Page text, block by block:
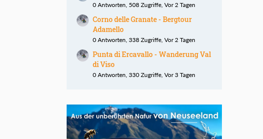
0 Antworten, 508 Zugriffe, Vor 2 Tagen
Corno delle Granate - Bergtour
Adamello
0 Antworten, 338 Zugriffe, Vor 2 Tagen
Punta di Ercavallo - Wanderung Val
di Viso
0 Antworten, 330 Zugriffe, Vor 3 Tagen